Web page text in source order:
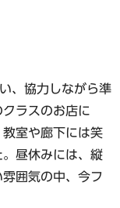
、協力しながら準
ラスのお店に
室や廊下には笑
昼休みには、縦
囲気の中、今フ